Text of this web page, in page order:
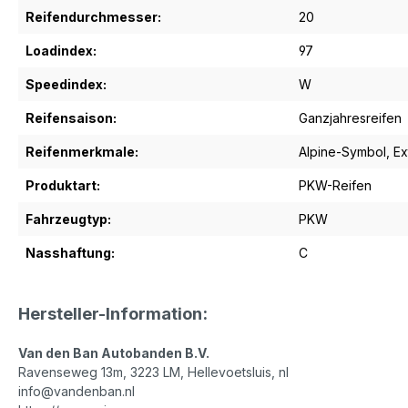
Reifendurchmesser: 20
Loadindex: 97
Speedindex: W
Reifensaison: Ganzjahresreifen
Reifenmerkmale: Alpine-Symbol ,
Produktart: PKW-Reifen
Fahrzeugtyp: PKW
Nasshaftung: C
Hersteller-Information:
Van den Ban Autobanden B.V.
Ravenseweg 13m, 3223 LM, Hellevoetsluis, nl
info@vandenban.nl